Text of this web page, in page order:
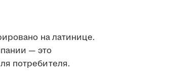
на латинице.
— это
потребителя.